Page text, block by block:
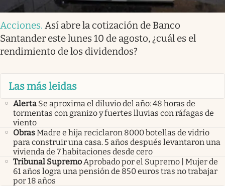
Acciones. Así abre la cotización de Banco
Santander este lunes 10 de agosto, ¿cuál es el
rendimiento de los dividendos?
Las más leidas
Alerta Se aproxima el diluvio del año: 48 horas de
tormentas con granizo y fuertes lluvias con ráfagas de
viento
ObrasMadre e hija reciclaron 8000 botellas de vidrio
para construir una casa. 5 años después levantaron una
vivienda de 7 habitaciones desde cero
Tribunal SupremoAprobado por el Supremo | Mujer de
61 años logra una pensión de 850 euros tras no trabajar
por 18 años